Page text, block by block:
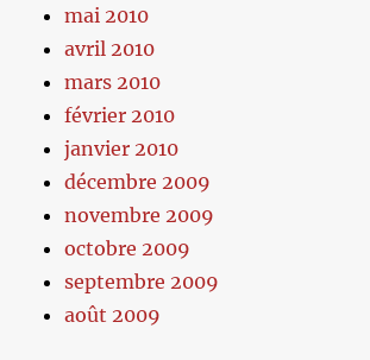
mai 2010
avril 2010
mars 2010
février 2010
janvier 2010
décembre 2009
novembre 2009
octobre 2009
septembre 2009
août 2009